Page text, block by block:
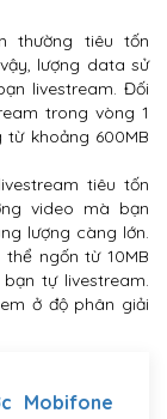
thường tiêu tốn
lượng data sử
livestream. Đối
trong vòng 1
khoảng 600MB
tiêu tốn
video mà bạn
lượng càng lớn.
ngốn từ 10MB
tự livestream.
ở độ phân giải
Mobifone